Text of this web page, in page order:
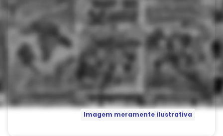
Imagem meramente ilustrativa